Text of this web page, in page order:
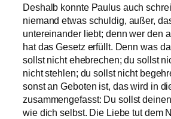
Deshalb konnte Paulus auch
niemand etwas schuldig, außer,
untereinander liebt; denn wer den
hat das Gesetz erfüllt. Denn was
sollst nicht ehebrechen; du sollst
nicht stehlen; du sollst nicht
sonst an Geboten ist, das wird in
zusammengefasst: Du sollst
wie dich selbst. Die Liebe tut dem